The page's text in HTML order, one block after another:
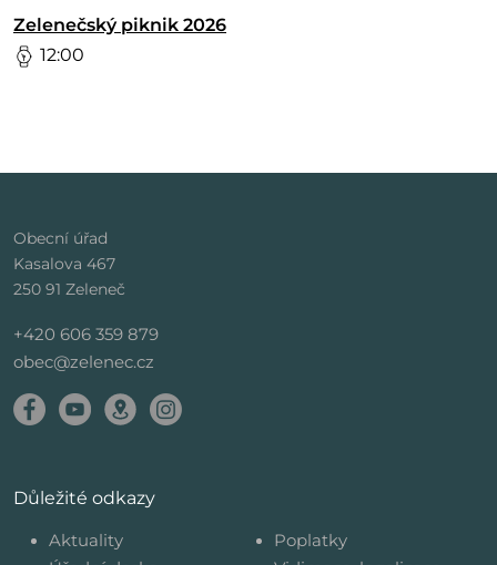
Zelenečský piknik 2026
12:00
Obecní úřad
Kasalova 467
250 91 Zeleneč
+420 606 359 879
obec@zelenec.cz
Důležité odkazy
Aktuality
Poplatky